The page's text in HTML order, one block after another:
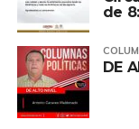
de
DE